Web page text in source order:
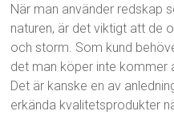
När man använder redskap
naturen, är det viktigt att de
och storm. Som kund
det man köper inte kommer
Det är kanske en av
erkända kvalitetsprodukter